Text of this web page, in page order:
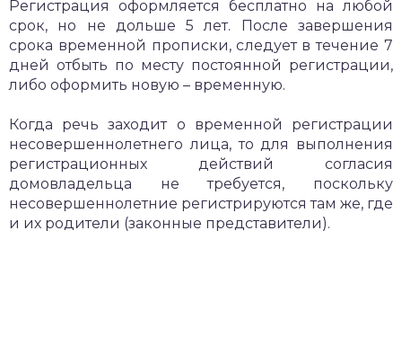
Регистрация оформляется бесплатно на любой
срок, но не дольше 5 лет. После завершения
срока временной прописки, следует в течение 7
дней отбыть по месту постоянной регистрации,
либо оформить новую – временную.
Когда речь заходит о временной регистрации
несовершеннолетнего лица, то для выполнения
регистрационных действий согласия
домовладельца не требуется, поскольку
несовершеннолетние регистрируются там же, где
и их родители (законные представители).